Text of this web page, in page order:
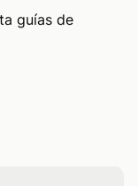
guías de